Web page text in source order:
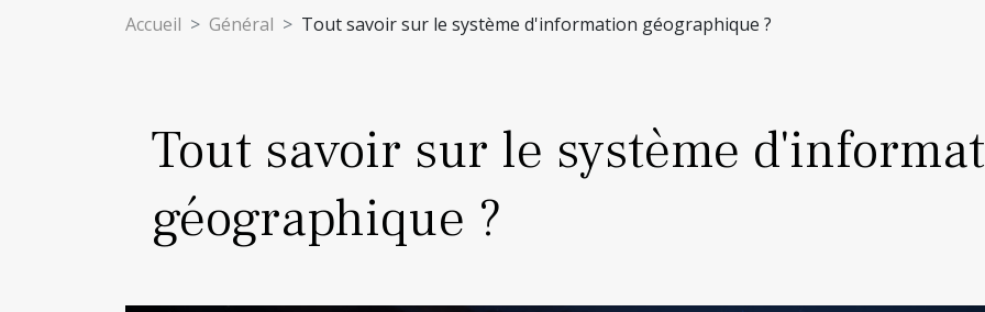
Accueil Général Tout savoir sur le système d'information géographique ?
Tout savoir sur le système
géographique ?